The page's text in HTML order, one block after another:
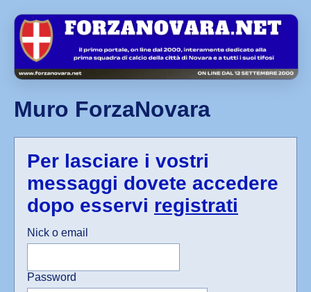
Muro ForzaNovara
Per lasciare i vostri
messaggi dovete accedere
dopo esservi registrati
Nick o email
Password